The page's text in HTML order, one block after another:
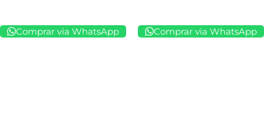
Comprar via WhatsApp Comprar via WhatsApp